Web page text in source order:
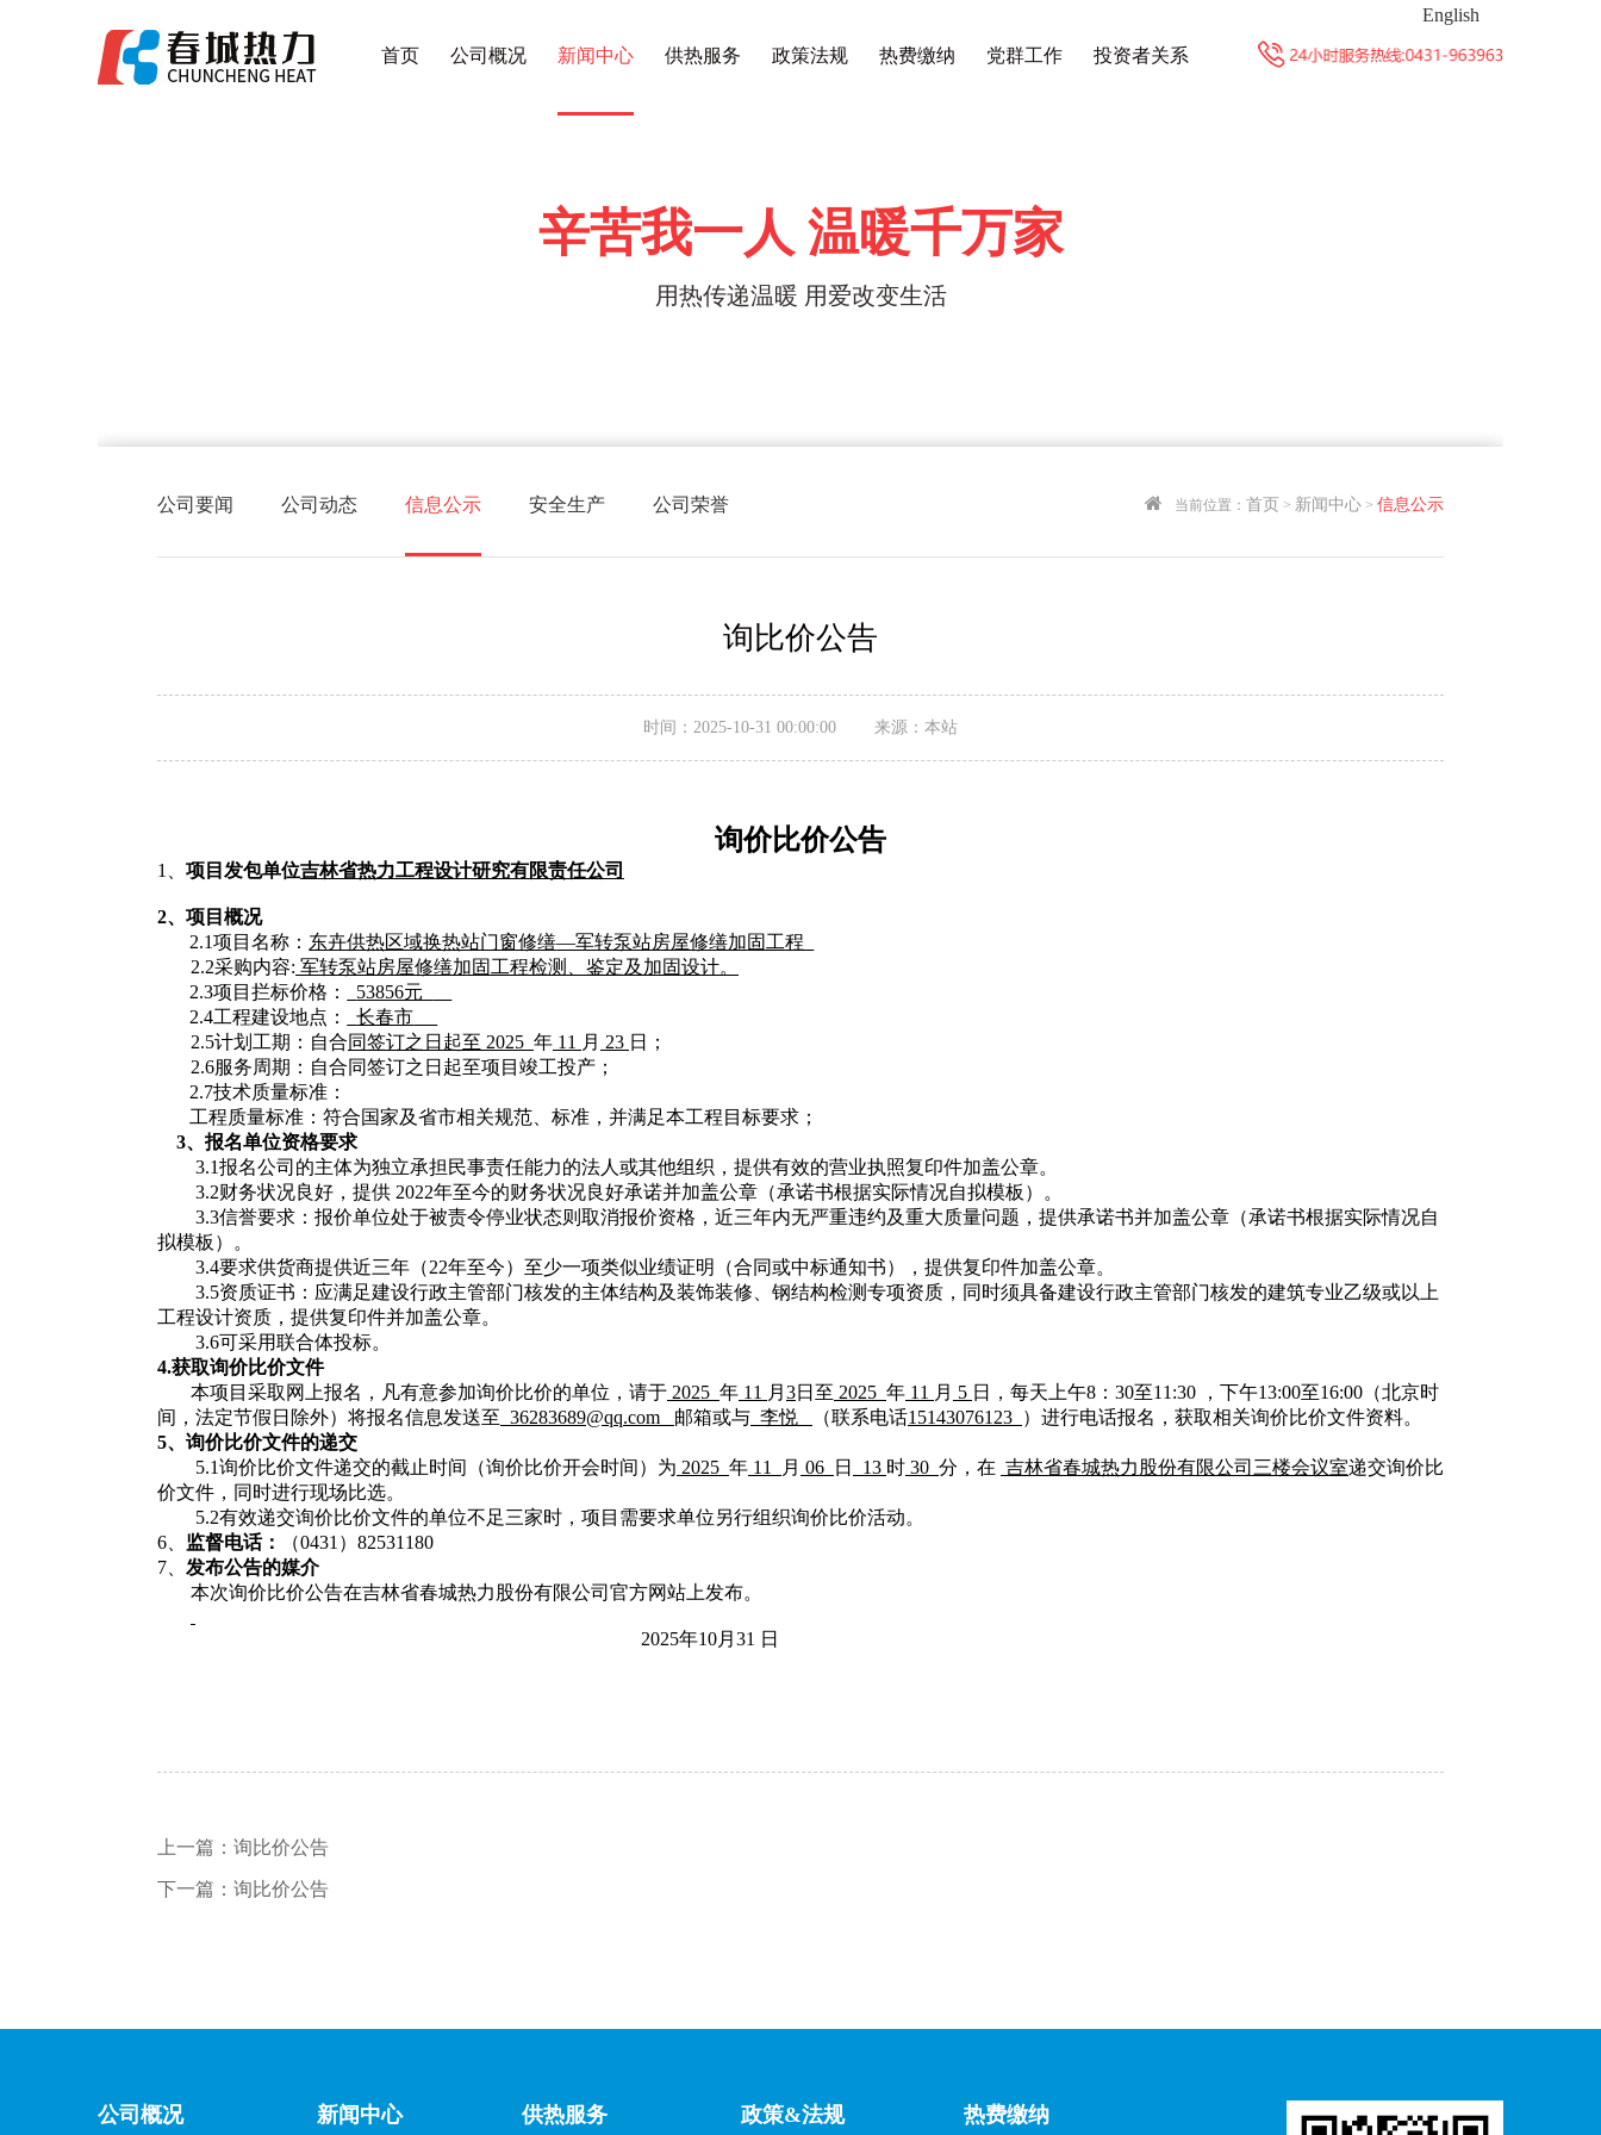
首页 公司概况 新闻中心 供热服务 政策法规 热费缴纳 党群工作 投资者关系
English
辛苦我一人 温暖千万家
用热传递温暖 用爱改变生活
公司要闻 公司动态 信息公示 安全生产 公司荣誉 当前位置： 首页 > 新闻中心 > 信息公示
询比价公告
时间：2025-10-31 00:00:00 来源：本站
询价比价公告
1、 项目发包单位吉林省热力工程设计研究有限责任公司
2、项目概况
2.1项目名称： 东卉供热区域换热站门窗修缮—军转泵站房屋修缮加固工程
2.2采购内容: 军转泵站房屋修缮加固工程检测、鉴定及加固设计。
2.3项目拦标价格：
53856元
2.4工程建设地点：
长春市
2.5计划工期：自合同签订之日起至 2025 年 11 月 23 日；
2.6服务周期：自合同签订之日起至项目竣工投产；
2.7技术质量标准：
工程质量标准：符合国家及省市相关规范、标准，并满足本工程目标要求；
3、 报名单位资格要求
3.1报名公司的主体为独立承担民事责任能力的法人或其他组织，提供有效的营业执照复印件加盖公章。
3.2财务状况良好，提供 2022年至今的财务状况良好承诺并加盖公章（承诺书根据实际情况自拟模板）。
3.3信誉要求：报价单位处于被责令停业状态则取消报价资格，近三年内无严重违约及重大质量问题，提供承诺书并加盖公章（承诺书根据实际情况自
拟模板）。
3.4要求供货商提供近三年（22年至今）至少一项类似业绩证明（合同或中标通知书），提供复印件加盖公章。
3.5资质证书：应满足建设行政主管部门核发的主体结构及装饰装修、钢结构检测专项资质，同时须具备建设行政主管部门核发的建筑专业乙级或以上
工程设计资质 ，提供复印件并加盖公章。
3.6可采用联合体投标。
4.获取询价比价文件
本项目采取网上报名，凡有意参加询价比价的单位，请于 2025 年 11 月 3日至 2025 年 11 月 5 日 ，每天上午8： 30至11:30 ，下午13:00至16:00（北京时
间，法定节假日除外）将报名信息发送至 36283689@qq.com 邮箱或与 李悦 （联系电话15143076123 ）进行电话报名，获取相关询价比价文件资料。
5、 询价比价文件的递交
5.1询价比价文件递交的截止时间（询价比价开会时间）为 2025 年 11 月 06 日 13 时 30 分， 在 吉林省春城热力股份有限公司 三楼会议室递交询价比
价文件，同时进行现场比选。
5.2有效递交询价比价文件的单位不足三家时，项目需要求单位另行组织询价比价活动。
6、 监督电话： （0431）82531180
7、 发布公告的媒介
本次询价比价公告在吉林省春城热力股份有限公司官方网站上发布。
2025年10月31 日
上一篇： 询比价公告
下一篇： 询比价公告
公司概况 新闻中心 供热服务 政策&法规 热费缴纳